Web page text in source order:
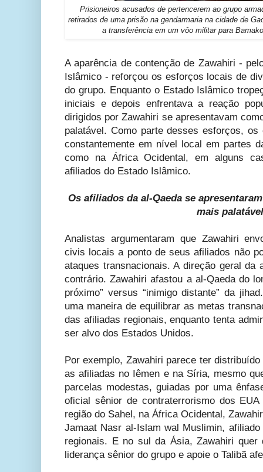
Prisioneiros acusados de pertencerem ao grupo
retirados de uma prisão na gendarmaria na cidade de
a transferência em um vôo militar para
A aparência de contenção de Zawahiri -
Islâmico - reforçou os esforços locais de
do grupo. Enquanto o Estado Islâmico
iniciais e depois enfrentava a reação
dirigidos por Zawahiri se apresentavam
palatável. Como parte desses esforços,
constantemente em nível local em partes
como na África Ocidental, em alguns
afiliados do Estado Islâmico.
Os afiliados da al-Qaeda se
mais
Analistas argumentaram que Zawahiri
civis locais a ponto de seus afiliados não
ataques transnacionais. A direção geral da
contrário. Zawahiri afastou a al-Qaeda do
próximo” versus “inimigo distante” da
uma maneira de equilibrar as metas
das afiliadas regionais, enquanto tenta
ser alvo dos Estados Unidos.
Por exemplo, Zawahiri parece ter
as afiliadas no Iêmen e na Síria, mesmo
parcelas modestas, guiadas por uma
oficial sênior de contraterrorismo dos
região do Sahel, na África Ocidental,
Jamaat Nasr al-Islam wal Muslimin,
regionais. E no sul da Ásia, Zawahiri
liderança sênior do grupo e apoie o Talibã